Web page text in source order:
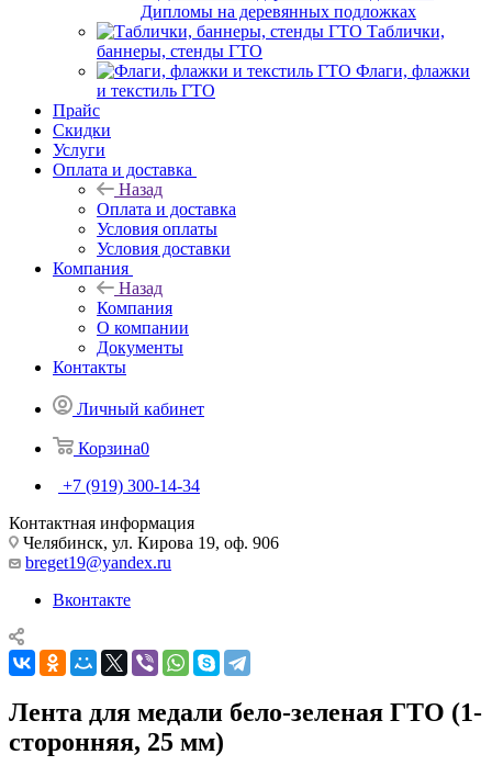
Дипломы на деревянных подложках
Таблички,
баннеры, стенды ГТО
Флаги, флажки
и текстиль ГТО
Прайс
Скидки
Услуги
Оплата и доставка
Назад
Оплата и доставка
Условия оплаты
Условия доставки
Компания
Назад
Компания
О компании
Документы
Контакты
Личный кабинет
Корзина0
+7 (919) 300-14-34
Контактная информация
Челябинск, ул. Кирова 19, оф. 906
breget19@yandex.ru
Вконтакте
Лента для медали бело-зеленая ГТО (1-
сторонняя, 25 мм)